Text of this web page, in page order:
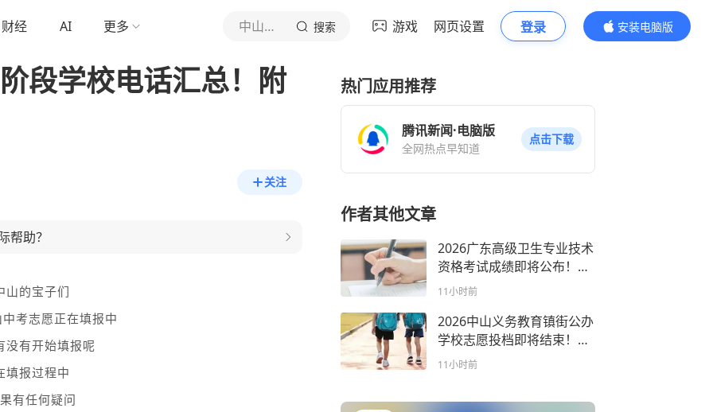
财经 AI 更多 中山本地宝 搜索 游戏 网页设置 登录
安装电脑版
内容更精彩
段学校电话汇总！附
关注
帮助？
山的宝子们
考志愿正在填报中
没有开始填报呢
填报过程中
有任何疑问
热门应用推荐
腾讯新闻·电脑版
全网热点早知道
点击下载
作者其他文章
2026广东高级卫生专业技术
资格考试成绩即将公布！附
查询入口
11小时前
2026中山义务教育镇街公办
学校志愿投档即将结束！录
取结果怎么查询？
11小时前